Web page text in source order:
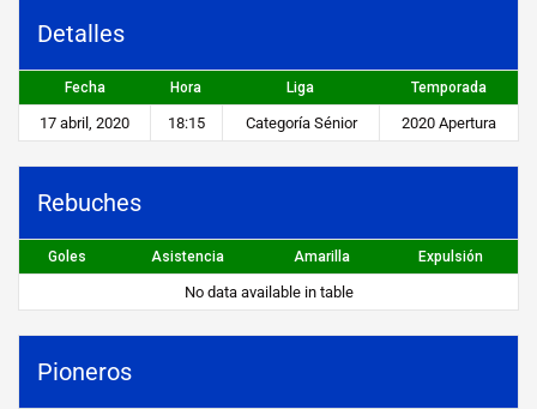
s
P
i
n
e
r
Detalles
Fecha Hora Liga Temporada
17 abril, 2020 18:15 Categoría Sénior 2020 Apertura
Rebuches
Goles Asistencia Amarilla Expulsión
No data available in table
Pioneros